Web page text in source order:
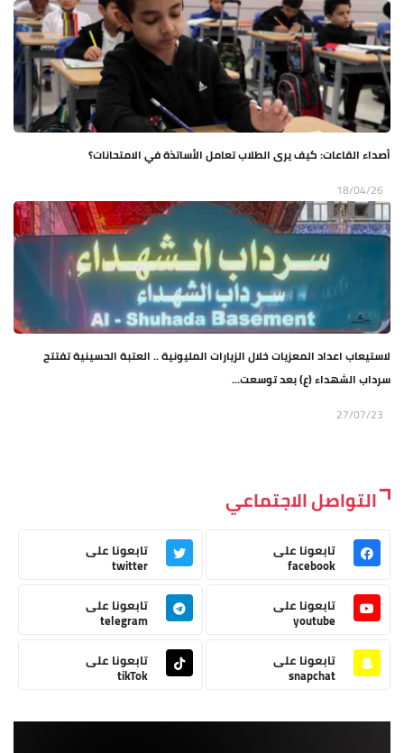
أصداء القاعات: كيف يرى الطلاب تعامل الأساتذة في الامتحانات؟
18/04/26
لاستيعاب اعداد المعزيات خلال الزيارات المليونية .. العتبة الحسينية تفتتح
سرداب الشهداء (ع) بعد توسعت...
27/07/23
التواصل الاجتماعي
تابعونا على
facebook
تابعونا على
twitter
تابعونا على
youtube
تابعونا على
telegram
تابعونا على
snapchat
تابعونا على
tikTok